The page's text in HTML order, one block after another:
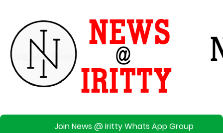
Join News @ Iritty Whats App Group